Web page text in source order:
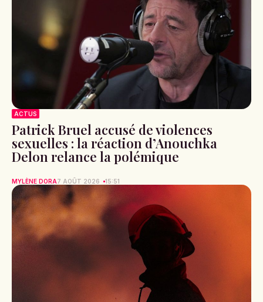
ACTUS
Patrick Bruel accusé de violences
sexuelles : la réaction d’Anouchka
Delon relance la polémique
MYLÈNE DORA7 AOÛT 2026 15:51